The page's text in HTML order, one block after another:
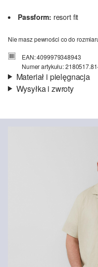
Passform: resort fit
Nie masz pewności co do
EAN: 4099979348943
Numer artykułu:
Materiał i pielęgnacja
Nie wybielać/nie
Nie suszyć w
Prasować w niskiej
Pranie standardowe
Wysyłka i zwroty
Czas dostawy jest
Koszt wysyłki wynosi 15 zł
Zwrot produktów możliwy